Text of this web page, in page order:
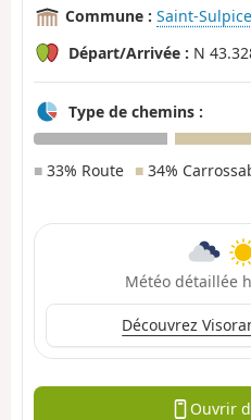
Commune : Saint-
Départ/Arrivée : N
Type de chemins :
■ 33% Route ■ 34%
Météo détaillée
Découvrez
Ouvrir